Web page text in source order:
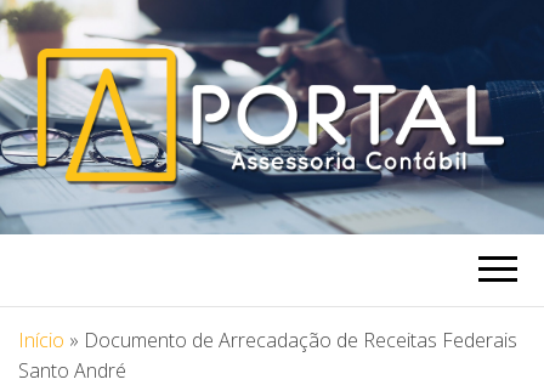
PORTAL
ASSESSORIA
Blog Portal Assessoria
Início » Documento de Arrecadação de Receitas Federais
Santo André